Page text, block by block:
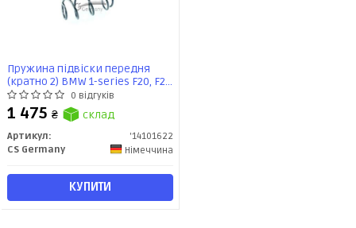
Пружина підвіски передня
(кратно 2) BMW 1-series F20, F21
/ 3-series F30, F31, F80 (11-)
(14101622) CS Germany
0 відгуків
1 475 ₴ склад
Артикул:
'14101622
CS Germany
Німеччина
КУПИТИ